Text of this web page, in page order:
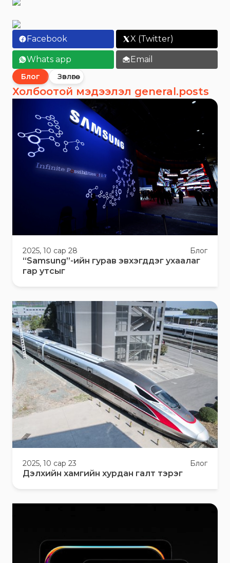
Facebook X (Twitter)
Whats app Email
Блог Зөвлөгөө
Холбоотой мэдээлэл general.posts
2025, 10 сар 28 Блог
“Samsung”-ийн гурав эвхэгддэг ухаалаг
гар утсыг
2025, 10 сар 23 Блог
Дэлхийн хамгийн хурдан галт тэрэг